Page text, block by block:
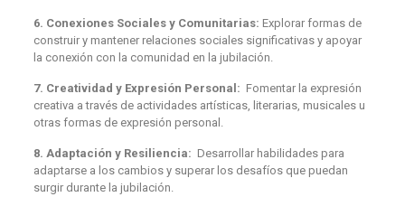
6. Conexiones Sociales y Comunitarias: Explorar formas de
construir y mantener relaciones sociales significativas y apoyar
la conexión con la comunidad en la jubilación.
7. Creatividad y Expresión Personal: Fomentar la expresión
creativa a través de actividades artísticas, literarias, musicales u
otras formas de expresión personal.
8. Adaptación y Resiliencia: Desarrollar habilidades para
adaptarse a los cambios y superar los desafíos que puedan
surgir durante la jubilación.